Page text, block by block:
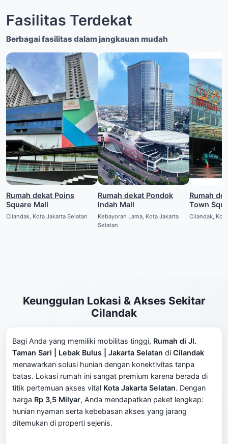
Fasilitas Terdekat
Berbagai fasilitas dalam jangkauan mudah
Rumah dekat Poins
Square Mall
Cilandak, Kota Jakarta Selatan
Rumah dekat Pondok
Indah Mall
Kebayoran Lama, Kota Jakarta
Selatan
Rumah
Town
Cilandak,
Keunggulan Lokasi & Akses Sekitar
Cilandak
Bagi Anda yang memiliki mobilitas tinggi, Rumah di Jl.
Taman Sari | Lebak Bulus | Jakarta Selatan di Cilandak
menawarkan solusi hunian dengan konektivitas tanpa
batas. Lokasi rumah ini sangat premium karena berada di
titik pertemuan akses vital Kota Jakarta Selatan. Dengan
harga Rp 3,5 Milyar, Anda mendapatkan paket lengkap:
hunian nyaman serta kebebasan akses yang jarang
ditemukan di properti sejenis.